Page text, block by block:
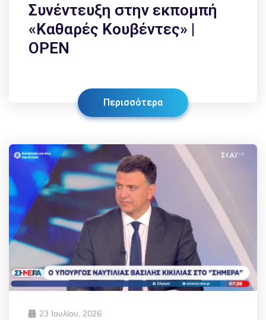
Συνέντευξη στην εκπομπή
«Καθαρές Κουβέντες» |
OPEN
Περισσότερα
23 Ιουλίου, 2026